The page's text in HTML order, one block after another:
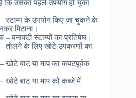
कि उसका पहले उपयोग हो चुका
– स्टाम्प के उपयोग किए जा चुकने के
मिटाना।
– बनावटी स्टाम्पों का प्रतिषेघ।
– तोलने के लिए खोटे उपकरणों का
खोटे बाट या माप का कपटपूर्वक
खोटे बाट या माप को कब्जे में